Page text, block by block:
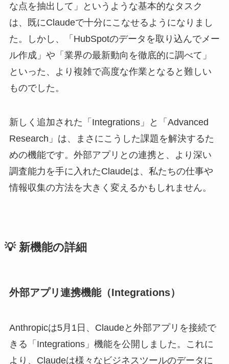
な点を抽出して」というような基本的なタスク
は、既にClaudeで十分にこなせるようになりまし
た。しかし、「HubSpotのデータを取り込んでメー
ル作成」や「業界の最新動向を徹底的に調べて」
といった、より複雑で高度な作業となると難しい
ものでした。
新しく追加された「Integrations」と「Advanced
Research」は、まさにこうした課題を解決するた
めの機能です。外部アプリとの連携と、より深い
調査能力を手に入れたClaudeは、私たちの仕事や
情報収集の方法を大きく変えるかもしれません。
💡 新機能の詳細
外部アプリ連携機能（Integrations）
Anthropicは5月1日、Claudeと外部アプリを接続で
きる「Integrations」機能を公開しました。これに
より、Claudeは様々なビジネスツールのデータに